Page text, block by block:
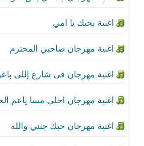
اغنية مهرجان حبك جنني والله
اغنية مهرجان اتنين صحاب
اغنية مهرجان عيش فدائي